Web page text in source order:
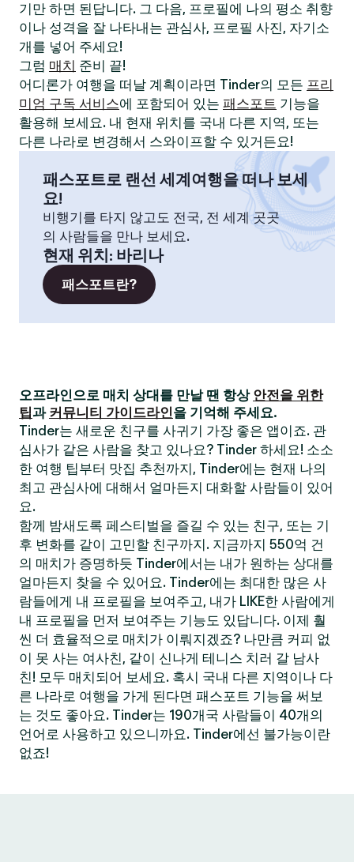
기만 하면 된답니다. 그 다음, 프로필에 나의 평소 취향
이나 성격을 잘 나타내는 관심사, 프로필 사진, 자기소
개를 넣어 주세요!
그럼 매치 준비 끝!
어디론가 여행을 떠날 계획이라면 Tinder의 모든 프리
미엄 구독 서비스에 포함되어 있는 패스포트 기능을
활용해 보세요. 내 현재 위치를 국내 다른 지역, 또는
다른 나라로 변경해서 스와이프할 수 있거든요!
패스포트로 랜선 세계여행을 떠나 보세
요!
비행기를 타지 않고도 전국, 전 세계 곳곳
의 사람들을 만나 보세요.
현재 위치: 바리나
패스포트란?
오프라인으로 매치 상대를 만날 땐 항상 안전을 위한
팁과 커뮤니티 가이드라인을 기억해 주세요.
Tinder는 새로운 친구를 사귀기 가장 좋은 앱이죠. 관
심사가 같은 사람을 찾고 있나요? Tinder 하세요! 소소
한 여행 팁부터 맛집 추천까지, Tinder에는 현재 나의
최고 관심사에 대해서 얼마든지 대화할 사람들이 있어
요.
함께 밤새도록 페스티벌을 즐길 수 있는 친구, 또는 기
후 변화를 같이 고민할 친구까지. 지금까지 550억 건
의 매치가 증명하듯 Tinder에서는 내가 원하는 상대를
얼마든지 찾을 수 있어요. Tinder에는 최대한 많은 사
람들에게 내 프로필을 보여주고, 내가 LIKE한 사람에게
내 프로필을 먼저 보여주는 기능도 있답니다. 이제 훨
씬 더 효율적으로 매치가 이뤄지겠죠? 나만큼 커피 없
이 못 사는 여사친, 같이 신나게 테니스 치러 갈 남사
친! 모두 매치되어 보세요. 혹시 국내 다른 지역이나 다
른 나라로 여행을 가게 된다면 패스포트 기능을 써보
는 것도 좋아요. Tinder는 190개국 사람들이 40개의
언어로 사용하고 있으니까요. Tinder에선 불가능이란
없죠!